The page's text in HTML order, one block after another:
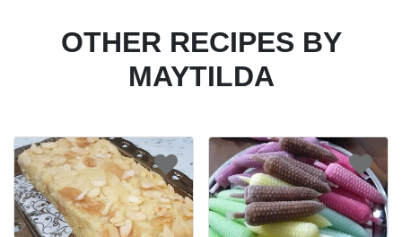
OTHER RECIPES BY
MAYTILDA